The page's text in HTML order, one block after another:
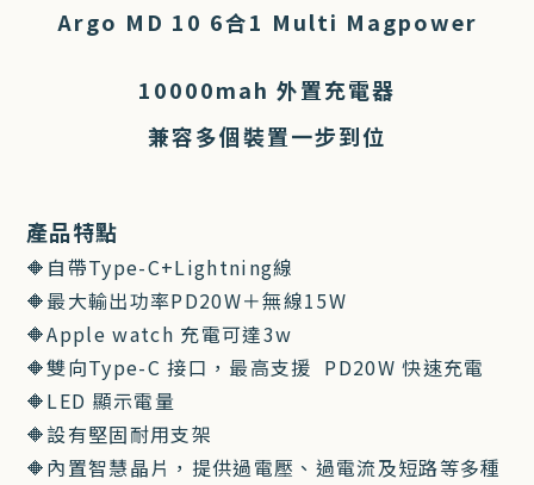
Argo MD 10 6合1 Multi Magpower
10000mah 外置充電器
兼容多個裝置一步到位
產品特點
🔶自帶Type-C+Lightning線
🔶最大輸出功率PD20W＋無線15W
🔶Apple watch 充電可達3w
🔶雙向Type-C 接口，最高支援 PD20W 快速充電
🔶LED 顯示電量
🔶設有堅固耐用支架
🔶內置智慧晶片，提供過電壓、過電流及短路等多種